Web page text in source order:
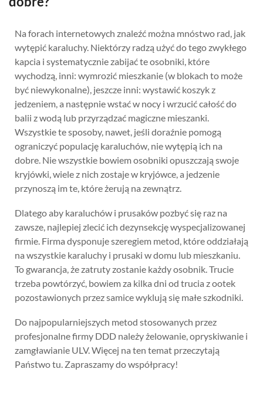
Na forach internetowych znaleźć można mnóstwo rad, jak
wytępić karaluchy. Niektórzy radzą użyć do tego zwykłego
kapcia i systematycznie zabijać te osobniki, które
wychodzą, inni: wymrozić mieszkanie (w blokach to może
być niewykonalne), jeszcze inni: wystawić koszyk z
jedzeniem, a następnie wstać w nocy i wrzucić całość do
balii z wodą lub przyrządzać magiczne mieszanki.
Wszystkie te sposoby, nawet, jeśli doraźnie pomogą
ograniczyć populację karaluchów, nie wytępią ich na
dobre. Nie wszystkie bowiem osobniki opuszczają swoje
kryjówki, wiele z nich zostaje w kryjówce, a jedzenie
przynoszą im te, które żerują na zewnątrz.
Dlatego aby karaluchów i prusaków pozbyć się raz na
zawsze, najlepiej zlecić ich dezynsekcję wyspecjalizowanej
firmie. Firma dysponuje szeregiem metod, które oddziałają
na wszystkie karaluchy i prusaki w domu lub mieszkaniu.
To gwarancja, że zatruty zostanie każdy osobnik. Trucie
trzeba powtórzyć, bowiem za kilka dni od trucia z ootek
pozostawionych przez samice wyklują się małe szkodniki.
Do najpopularniejszych metod stosowanych przez
profesjonalne firmy DDD należy żelowanie, opryskiwanie i
zamgławianie ULV. Więcej na ten temat przeczytają
Państwo tu. Zapraszamy do współpracy!